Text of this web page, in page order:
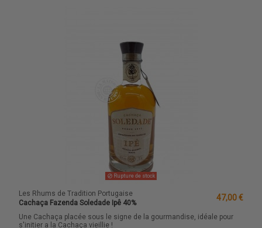
Rupture de stock
Les Rhums de Tradition Portugaise
Cachaça Fazenda Soledade Ipê 40%
47,00 €
Une Cachaça placée sous le signe de la gourmandise, idéale pour
s'initier a la Cachaça vieillie !